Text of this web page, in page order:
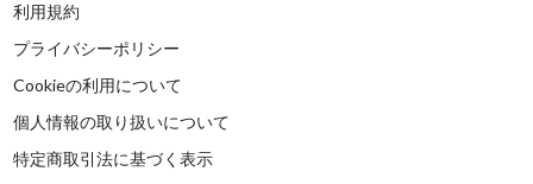
利用規約
プライバシーポリシー
Cookieの利用について
個人情報の取り扱いについて
特定商取引法に基づく表示